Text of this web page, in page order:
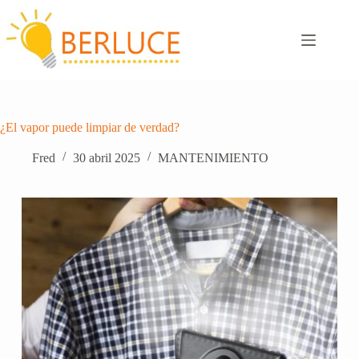
contenido
¿El vapor puede limpiar de verdad?
Fred 30 abril 2025 MANTENIMIENTO